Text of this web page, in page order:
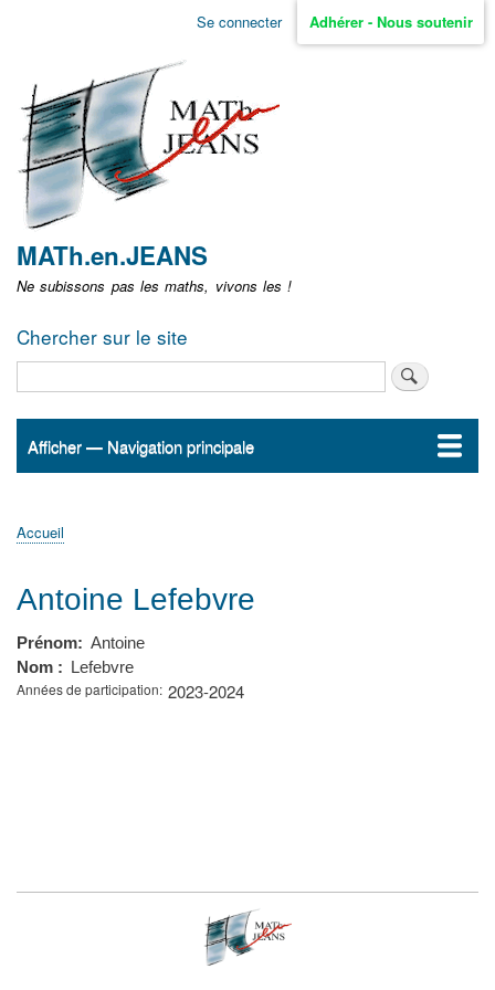
Aller
non
identifié
Se connecter Adhérer - Nous soutenir
MATh.en.JEANS
Ne subissons pas les maths, vivons les !
Chercher sur le site
Navigation
Afficher — Navigation principale
Accueil
ActualitésMATh.en.JEANS ?
Régions et Ateliers
Créer, gérer un atelier
Sujets/Publications
Congrès
d'Ariane
Accueil
Antoine Lefebvre
Prénom
Antoine
Nom
Lefebvre
Années de participation 2023-2024